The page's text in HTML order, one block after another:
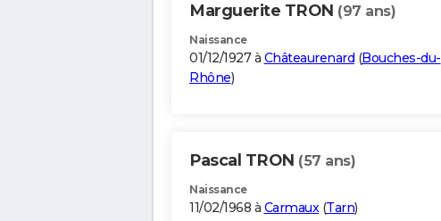
Marguerite TRON (97 ans)
Naissance
01/12/1927 à Châteaurenard (Bouches-du-
Rhône)
Pascal TRON (57 ans)
Naissance
11/02/1968 à Carmaux(Tarn)